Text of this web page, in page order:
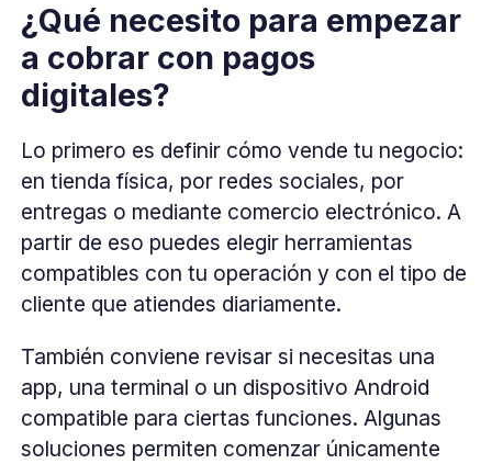
¿Qué necesito para empezar
a cobrar con pagos
digitales?
Lo primero es definir cómo vende tu negocio:
en tienda física, por redes sociales, por
entregas o mediante comercio electrónico. A
partir de eso puedes elegir herramientas
compatibles con tu operación y con el tipo de
cliente que atiendes diariamente.
También conviene revisar si necesitas una
app, una terminal o un dispositivo Android
compatible para ciertas funciones. Algunas
soluciones permiten comenzar únicamente